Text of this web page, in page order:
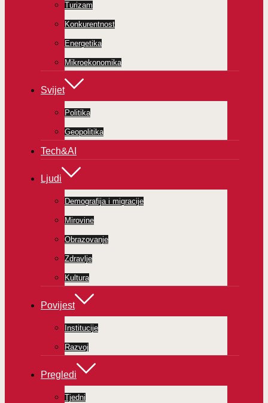
Turizam
Konkurentnost
Energetika
Mikroekonomika
Svijet
Politika
Geopolitika
Tech&AI
Ljudi
Demografija i migracije
Mirovine
Obrazovanje
Zdravlje
Kultura
Povijest
Institucije
Razvoj
Pregledi
Tjedni